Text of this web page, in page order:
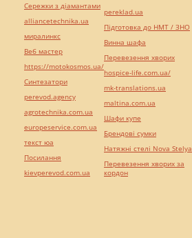
Сережки з діамантами
alliancetechnika.ua
миралинкс
Веб мастер
https://motokosmos.ua/
Синтезатори
perevod.agency
agrotechnika.com.ua
europeservice.com.ua
текст юа
Посилання
kievperevod.com.ua
pereklad.ua
Підготовка до НМТ / ЗНО
Винна шафа
Перевезення хворих
hospice-life.com.ua/
mk-translations.ua
maltina.com.ua
Шафи купе
Брендові сумки
Натяжні стелі Nova Stelya
Перевезення хворих за
кордон